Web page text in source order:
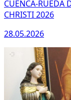
CUENCA-RUEDA
CHRISTI 2026
28.05.2026